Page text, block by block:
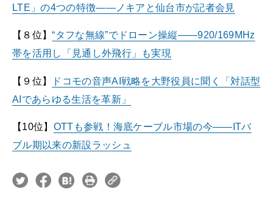
LTE」の4つの特徴――ノキアと仙台市が記者会見
【８位】“タフな無線”でドローン操縦――920/169MHz
帯を活用し「見通し外飛行」も実現
【９位】
ドコモの音声AI戦略を大野役員に聞く「対話型
AIであらゆる生活を革新」
【10位】 OTTも参戦！海底ケーブル市場の今――ITバ
ブル期以来の新設ラッシュ